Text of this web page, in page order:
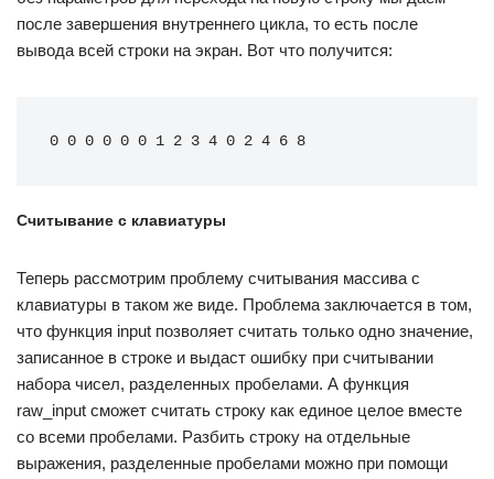
после завершения внутреннего цикла, то есть после
вывода всей строки на экран. Вот что получится:
0 0 0 0 0 0 1 2 3 4 0 2 4 6 8
Считывание с клавиатуры
Теперь рассмотрим проблему считывания массива с
клавиатуры в таком же виде. Проблема заключается в том,
что функция input позволяет считать только одно значение,
записанное в строке и выдаст ошибку при считывании
набора чисел, разделенных пробелами. А функция
raw_input сможет считать строку как единое целое вместе
со всеми пробелами. Разбить строку на отдельные
выражения, разделенные пробелами можно при помощи